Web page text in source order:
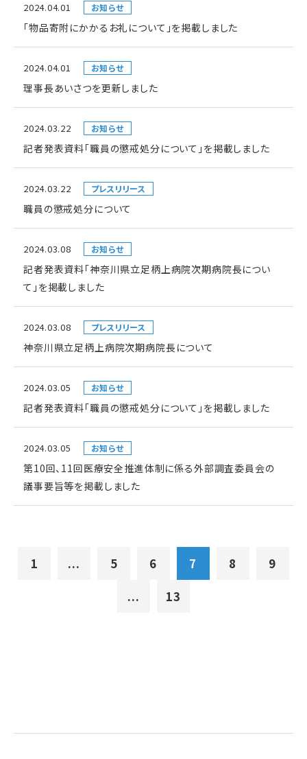
2024.04.01 お知らせ
「物品寄附にかかるお礼について」を掲載しました
2024.04.01 お知らせ
理事長あいさつを更新しました
2024.03.22 お知らせ
記者発表資料「職員の懲戒処分について」を掲載しました
2024.03.22 プレスリリース
職員の懲戒処分について
2024.03.08 お知らせ
記者発表資料「神奈川県立足柄上病院次期病院長につい
て」を掲載しました
2024.03.08 プレスリリース
神奈川県立足柄上病院次期病院長について
2024.03.05 お知らせ
記者発表資料「職員の懲戒処分について」を掲載しました
2024.03.05 お知らせ
第10回、11回医療安全推進体制に係る外部調査委員会の
議事要旨等を掲載しました
1 ... 5 6 7 8
9
...
13